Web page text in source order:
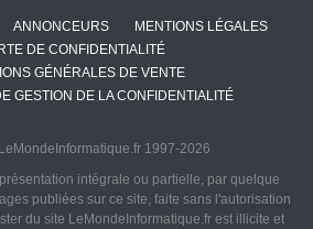
ANNONCEURS
MENTIONS LÉGALES
DE CONFIDENTIALITÉ
GÉNÉRALES DE VENTE
GESTION DE LA CONFIDENTIALITÉ
1997-2026
intégrale ou partielle, par quelque
publiées sur ce site, faite sans l'autorisation
du site LeMondeInformatique.fr est illicite et